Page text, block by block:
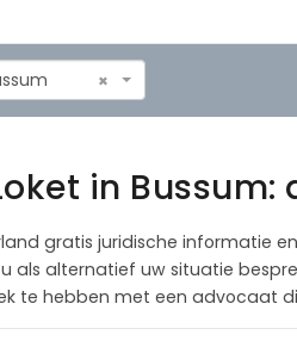
×
in
gratis juridische informatie
als alternatief uw situatie
te hebben met een advocaat